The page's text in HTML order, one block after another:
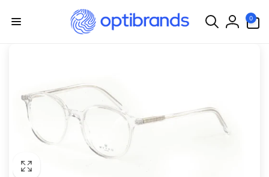
contenido
0
artículos